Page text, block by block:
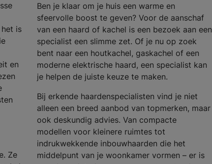
is
en
Ze
Ben je klaar om je huis een warme en
sfeervolle boost te geven? Voor de aanschaf
van een haard of kachel is een bezoek aan een
specialist een slimme zet. Of je nu op zoek
bent naar een houtkachel, gaskachel of een
moderne elektrische haard, een specialist kan
je helpen de juiste keuze te maken.
Bij erkende haardenspecialisten vind je niet
alleen een breed aanbod van topmerken, maar
ook deskundig advies. Van compacte
modellen voor kleinere ruimtes tot
indrukwekkende inbouwhaarden die het
middelpunt van je woonkamer vormen – er is